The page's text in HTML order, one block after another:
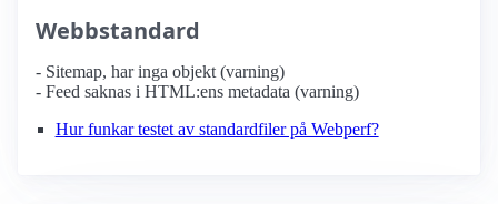
Webbstandard
- Sitemap, har inga objekt (varning)
- Feed saknas i HTML:ens metadata (varning)
Hur funkar testet av standardfiler på Webperf?